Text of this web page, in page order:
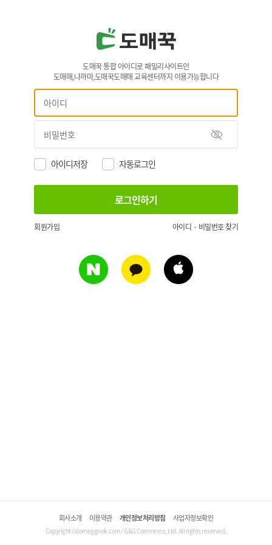
도매꾹 통합 아이디로 패밀리사이트인
도매매,나까마,도매꾹도매매 교육센터까지 이용가능합니다
아이디저장 자동로그인
회원가입 아이디 · 비밀번호 찾기
회사소개 이용약관 개인정보처리방침 사업자정보확인
Copyright©domeggook.com / G&G Commerce, Ltd. All rights reserved.